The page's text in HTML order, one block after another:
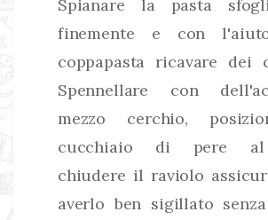
Spianare la pasta
finemente e con
coppapasta ricavare dei
Spennellare con
mezzo cerchio,
cucchiaio di pere al
chiudere il raviolo
averlo ben sigillato